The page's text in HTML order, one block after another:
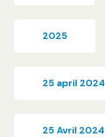
2025
25 april 2024
25 Avril 2024